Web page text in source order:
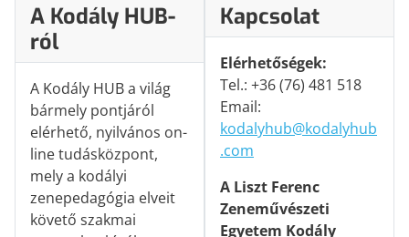
A Kodály HUB-
ról
A Kodály HUB a világ
bármely pontjáról
elérhető, nyilvános on-
line tudásközpont,
mely a kodályi
zenepedagógia elveit
követő szakmai
Kapcsolat
Elérhetőségek:
Tel.: +36 (76) 481 518
Email:
kodalyhub@kodalyhub
.com
A Liszt Ferenc
Zeneművészeti
Egyetem Kodály